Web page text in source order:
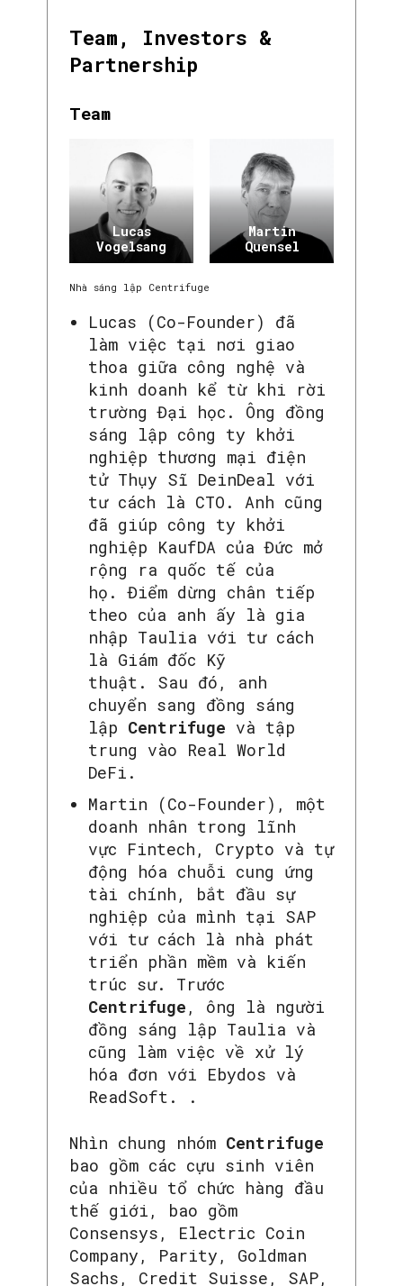
Team, Investors &
Partnership
Team
Lucas
Vogelsang
Martin
Quensel
Nhà sáng lập Centrifuge
Lucas (Co-Founder) đã
làm việc tại nơi giao
thoa giữa công nghệ và
kinh doanh kể từ khi rời
trường Đại học. Ông đồng
sáng lập công ty khởi
nghiệp thương mại điện
tử Thụy Sĩ DeinDeal với
tư cách là CTO. Anh cũng
đã giúp công ty khởi
nghiệp KaufDA của Đức mở
rộng ra quốc tế của
họ. Điểm dừng chân tiếp
theo của anh ấy là gia
nhập Taulia với tư cách
là Giám đốc Kỹ
thuật. Sau đó, anh
chuyển sang đồng sáng
lập Centrifuge và tập
trung vào Real World
DeFi.
Martin (Co-Founder), một
doanh nhân trong lĩnh
vực Fintech, Crypto và tự
động hóa chuỗi cung ứng
tài chính, bắt đầu sự
nghiệp của mình tại SAP
với tư cách là nhà phát
triển phần mềm và kiến
trúc sư. Trước
Centrifuge , ông là người
đồng sáng lập Taulia và
cũng làm việc về xử lý
hóa đơn với Ebydos và
ReadSoft. .
Nhìn chung nhóm Centrifuge
bao gồm các cựu sinh viên
của nhiều tổ chức hàng đầu
thế giới, bao gồm
Consensys, Electric Coin
Company, Parity, Goldman
Sachs, Credit Suisse, SAP,